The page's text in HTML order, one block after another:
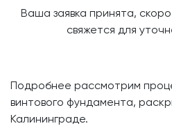
Ваша заявка принята,
свяжется для
Подробнее рассмотрим
винтового фундамента,
Калининграде.